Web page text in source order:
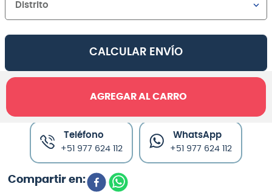
Distrito
CALCULAR ENVÍO
AGREGAR AL CARRO
Canales de venta y asesoría
Teléfono
+51 977 624 112
WhatsApp
+51 977 624 112